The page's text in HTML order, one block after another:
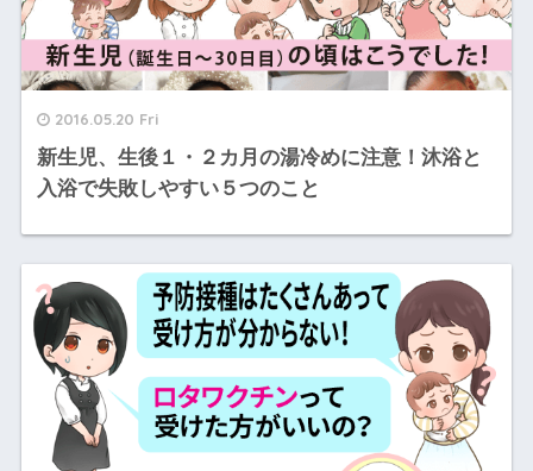
2016.05.20 Fri
新生児、生後１・２カ月の湯冷めに注意！沐浴と
入浴で失敗しやすい５つのこと